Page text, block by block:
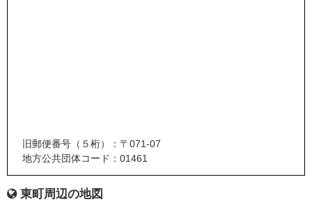
旧郵便番号（５桁）：〒071-07
地方公共団体コード：01461
東町周辺の地図